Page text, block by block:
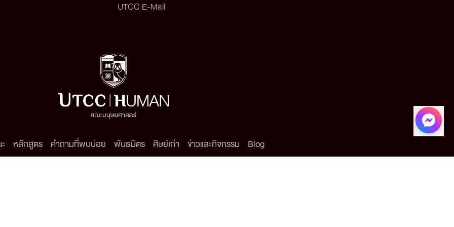
UTCC E-Mail
หลักสูตร คำถามที่พบบ่อย พันธมิตร ศิษย์เก่า ข่าวและกิจกรรม Blog